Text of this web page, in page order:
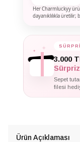
Her Charmluckyy
dayanıklılıkla üretilir;
✦
3.000
Sepet
filesi
Ürün Açıklaması